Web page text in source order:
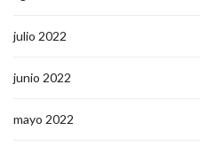
julio 2022
junio 2022
mayo 2022